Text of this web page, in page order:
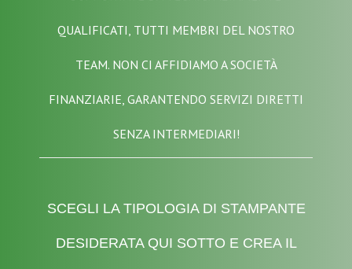
QUALIFICATI, TUTTI MEMBRI DEL NOSTRO
TEAM. NON CI AFFIDIAMO A SOCIETÀ
FINANZIARIE, GARANTENDO SERVIZI DIRETTI
SENZA INTERMEDIARI!
SCEGLI LA TIPOLOGIA DI STAMPANTE
DESIDERATA QUI SOTTO E CREA IL